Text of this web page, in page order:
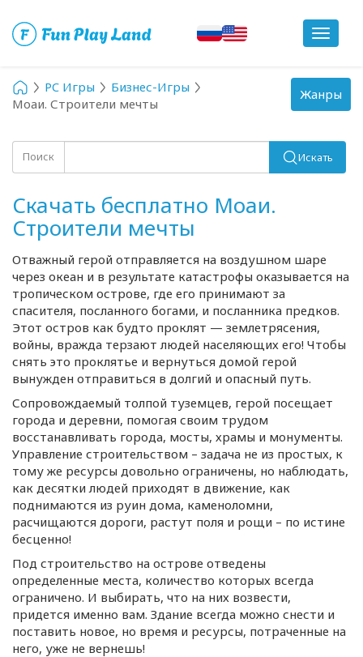
Toggle
PC Игры
Бизнес-Игры
Моаи. Строители мечты
Поиск Искать
Скачать бесплатно Моаи.
Строители мечты
Отважный герой отправляется на воздушном шаре
через океан и в результате катастрофы оказывается на
тропическом острове, где его принимают за
спасителя, посланного богами, и посланника предков.
Этот остров как будто проклят — землетрясения,
войны, вражда терзают людей населяющих его! Чтобы
снять это проклятье и вернуться домой герой
вынужден отправиться в долгий и опасный путь.
Сопровождаемый толпой туземцев, герой посещает
города и деревни, помогая своим трудом
восстанавливать города, мосты, храмы и монументы.
Управление строительством – задача не из простых, к
тому же ресурсы довольно ограничены, но наблюдать,
как десятки людей приходят в движение, как
поднимаются из руин дома, каменоломни,
расчищаются дороги, растут поля и рощи – по истине
бесценно!
Под строительство на острове отведены
определенные места, количество которых всегда
ограничено. И выбирать, что на них возвести,
придется именно вам. Здание всегда можно снести и
поставить новое, но время и ресурсы, потраченные на
него, уже не вернешь!
Toggle
navigation
Жанры